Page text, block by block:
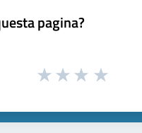
pagina?